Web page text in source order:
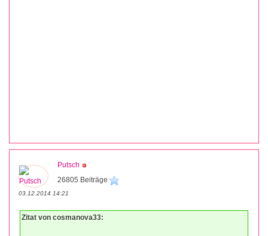
Putsch
26805 Beiträge
03.12.2014 14:21
Zitat von cosmanova33: